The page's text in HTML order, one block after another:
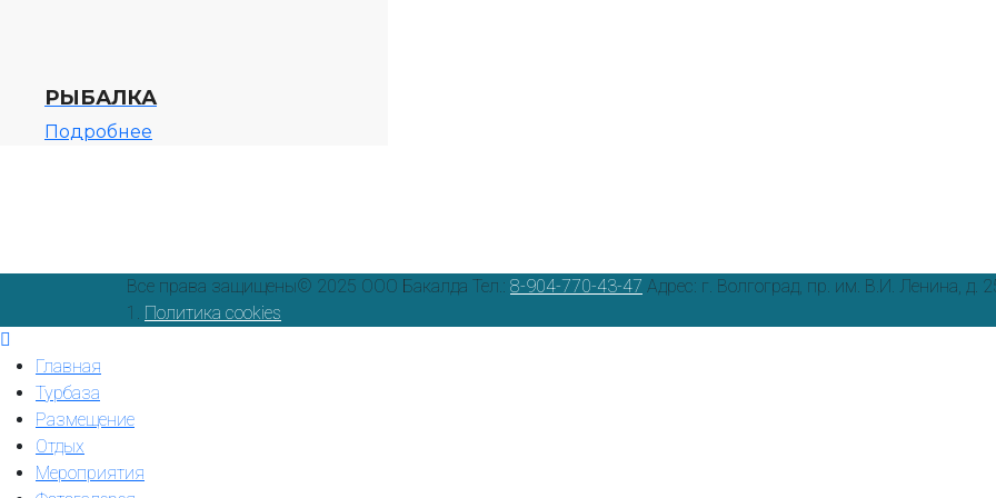
РЫБАЛКА
Подробнее
Все права защищены© 2025 ООО Бакалда Тел.: 8-904-770-43-47 Адрес: г. Волгоград, пр. им. В.И. Ленина, д.
1. Политика cookies
Главная
Турбаза
Размещение
Отдых
Мероприятия